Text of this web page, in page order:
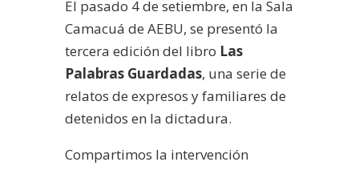
El pasado 4 de setiembre, en la Sala
Camacuá de AEBU, se presentó la
tercera edición del libro Las
Palabras Guardadas, una serie de
relatos de expresos y familiares de
detenidos en la dictadura.
Compartimos la intervención